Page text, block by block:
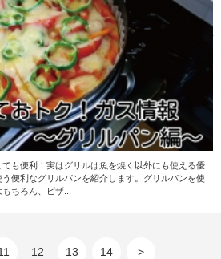
も便利！実はグリルは魚を焼く以外にも使える優
便利なグリルパンを紹介します。グリルパンを使
ちろん、ピザ...
12 13 14 >